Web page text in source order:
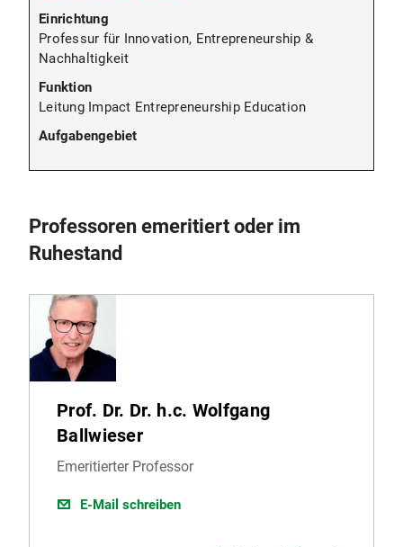
Professur für Innovation, Entrepreneurship &
Nachhaltigkeit
Leitung Impact Entrepreneurship Education
Professoren emeritiert oder im
Ruhestand
Prof. Dr. Dr. h.c. Wolfgang
Ballwieser
Emeritierter Professor
E-Mail schreiben